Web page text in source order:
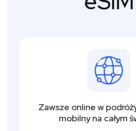
Zawsze online w
mobilny na całym